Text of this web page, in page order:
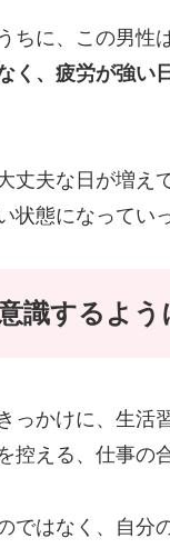
ちに、この男性
く、疲労が強い
丈夫な日が増
状態になってい
識するよう
っかけに、生活
控える、仕事の
ではなく、自分